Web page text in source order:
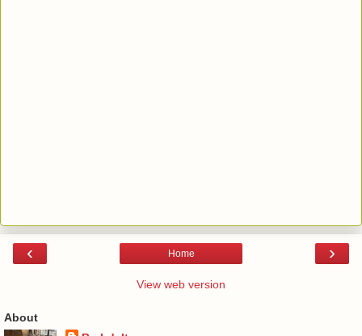
‹ ›
Home
View web version
About